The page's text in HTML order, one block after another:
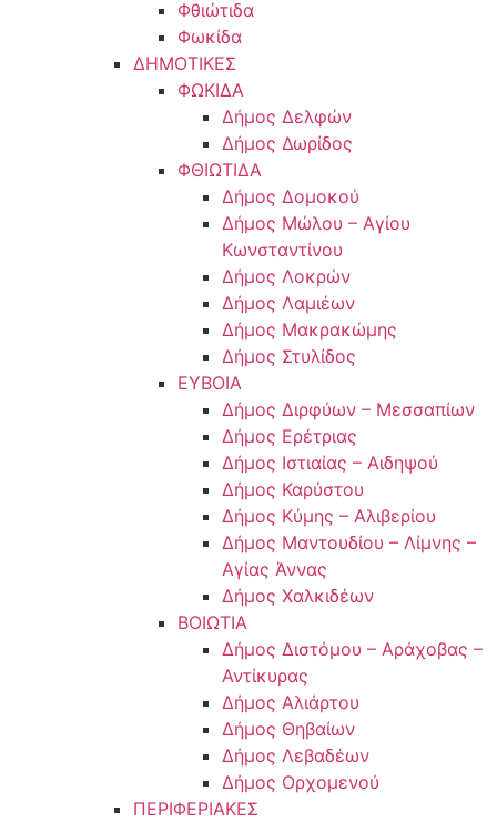
Φθιώτιδα
Φωκίδα
ΔΗΜΟΤΙΚΕΣ
ΦΩΚΙΔΑ
Δήμος Δελφών
Δήμος Δωρίδος
ΦΘΙΩΤΙΔΑ
Δήμος Δομοκού
Δήμος Μώλου – Αγίου
Κωνσταντίνου
Δήμος Λοκρών
Δήμος Λαμιέων
Δήμος Μακρακώμης
Δήμος Στυλίδος
ΕΥΒΟΙΑ
Δήμος Διρφύων – Μεσσαπίων
Δήμος Ερέτριας
Δήμος Ιστιαίας – Αιδηψού
Δήμος Καρύστου
Δήμος Κύμης – Αλιβερίου
Δήμος Μαντουδίου – Λίμνης –
Αγίας Άννας
Δήμος Χαλκιδέων
ΒΟΙΩΤΙΑ
Δήμος Διστόμου – Αράχοβας –
Αντίκυρας
Δήμος Αλιάρτου
Δήμος Θηβαίων
Δήμος Λεβαδέων
Δήμος Ορχομενού
ΠΕΡΙΦΕΡΙΑΚΕΣ